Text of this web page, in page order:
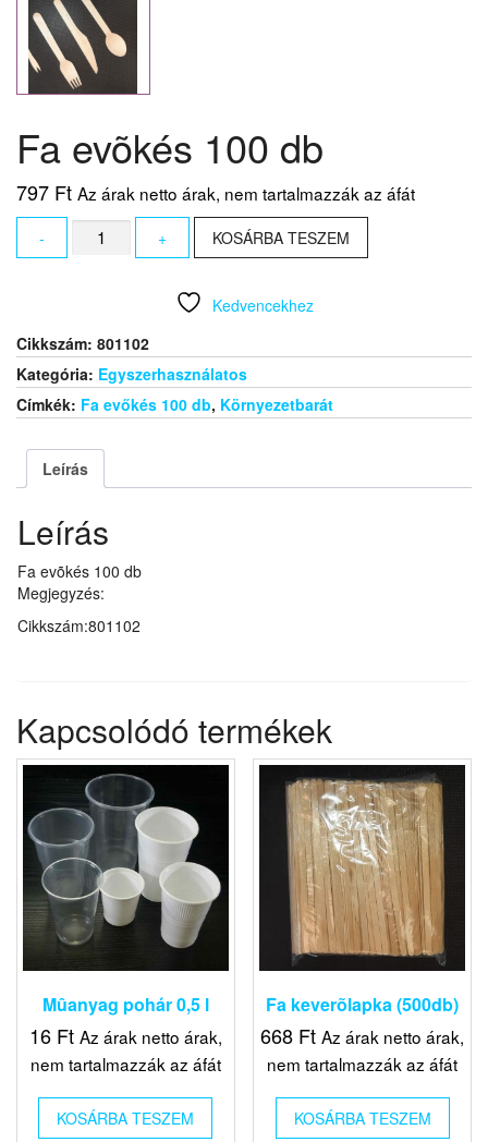
Fa evõkés 100 db
797 Ft Az árak netto árak, nem tartalmazzák az áfát
-
Fa
evõkés
+ KOSÁRBA TESZEM
Kedvencekhez
Cikkszám: 801102
Kategória: Egyszerhasználatos
Címkék: Fa evőkés 100 db, Környezetbarát
Leírás
Leírás
Fa evõkés 100 db
Megjegyzés:
Cikkszám:801102
Kapcsolódó termékek
Mûanyag pohár 0,5 l
16 Ft Az árak netto árak,
nem tartalmazzák az áfát
KOSÁRBA TESZEM
Fa keverõlapka (500db)
668 Ft Az árak netto árak,
nem tartalmazzák az áfát
KOSÁRBA TESZEM